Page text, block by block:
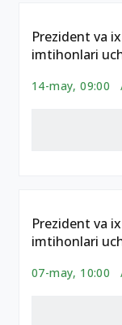
Prezident va
imtihonlari
14-may,
Prezident va
imtihonlari
07-may,